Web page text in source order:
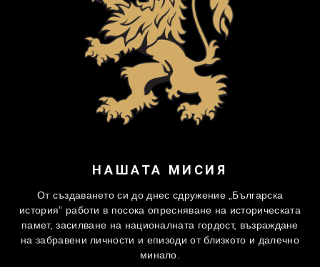
НАШАТА МИСИЯ
От създаването си до днес сдружение „Българска
история” работи в посока опресняване на историческата
памет, засилване на националната гордост, възраждане
на забравени личности и епизоди от близкото и далечно
минало.